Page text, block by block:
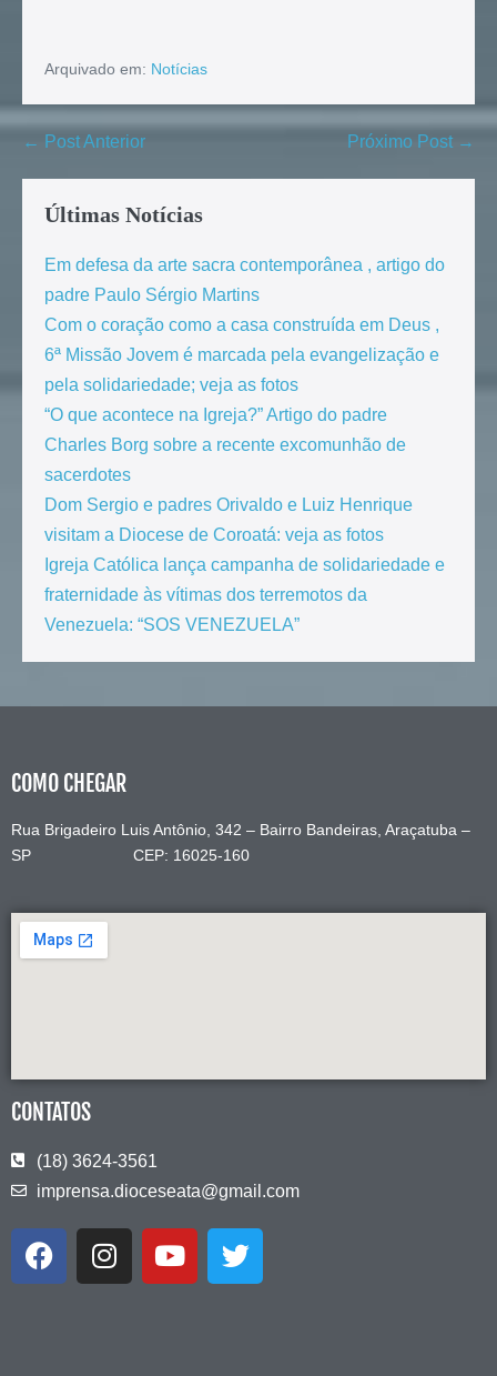
Arquivado em: Notícias
← Post Anterior Próximo Post →
Últimas Notícias
Em defesa da arte sacra contemporânea , artigo do
padre Paulo Sérgio Martins
Com o coração como a casa construída em Deus ,
6ª Missão Jovem é marcada pela evangelização e
pela solidariedade; veja as fotos
“O que acontece na Igreja?” Artigo do padre
Charles Borg sobre a recente excomunhão de
sacerdotes
Dom Sergio e padres Orivaldo e Luiz Henrique
visitam a Diocese de Coroatá: veja as fotos
Igreja Católica lança campanha de solidariedade e
fraternidade às vítimas dos terremotos da
Venezuela: “SOS VENEZUELA”
COMO CHEGAR
Rua Brigadeiro Luis Antônio, 342 – Bairro Bandeiras, Araçatuba –
SP CEP: 16025-160
CONTATOS
(18) 3624-3561
imprensa.dioceseata@gmail.com